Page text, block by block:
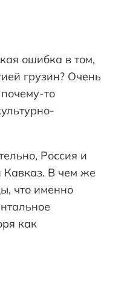
ошибка в том,
грузин? Очень
то
Россия и
Кавказ. В чем же
что именно
как